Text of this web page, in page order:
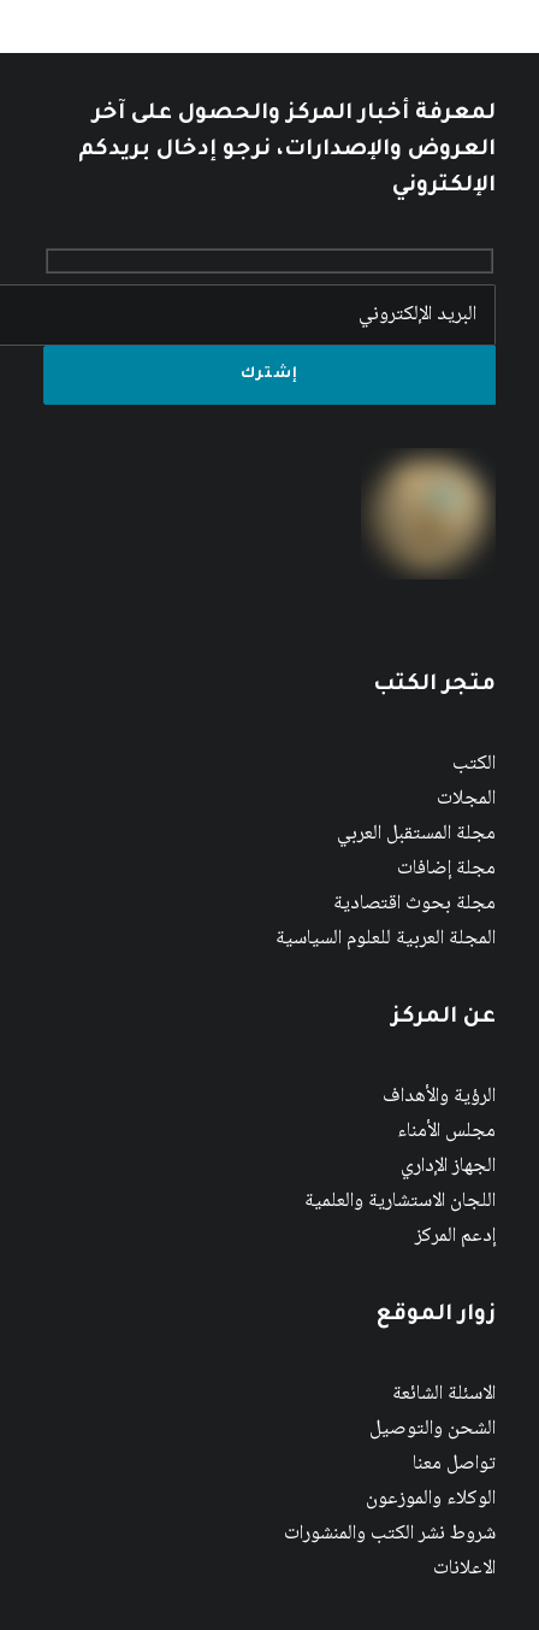
لمعرفة أخبار المركز والحصول على آخر
العروض والإصدارات، نرجو إدخال بريدكم
الإلكتروني
متجر الكتب
الكتب
المجلات
مجلة المستقبل العربي
مجلة إضافات
مجلة بحوث اقتصادية
المجلة العربية للعلوم السياسية
عن المركز
الرؤية والأهداف
مجلس الأمناء
الجهاز الإداري
اللجان الاستشارية والعلمية
إدعم المركز
زوار الموقع
الاسئلة الشائعة
الشحن والتوصيل
تواصل معنا
الوكلاء والموزعون
شروط نشر الكتب والمنشورات
الاعلانات